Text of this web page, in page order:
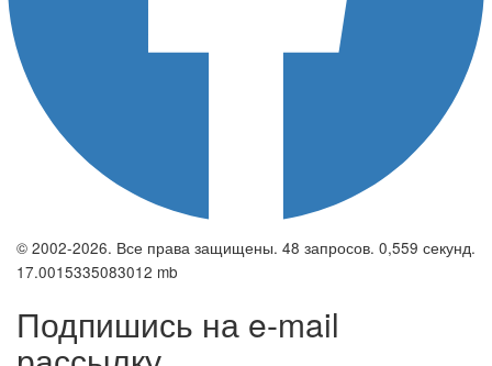
© 2002-2026. Все права защищены. 48 запросов. 0,559 секунд.
17.0015335083012 mb
Подпишись на e-mail